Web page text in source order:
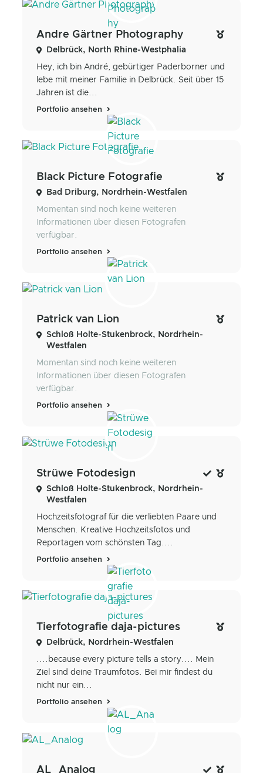
Andre Gärtner Photography
Delbrück, North Rhine-Westphalia
Hey, ich bin André, gebürtiger Paderborner und
lebe mit meiner Familie in Delbrück. Seit über 15
Jahren ist die...
Portfolio ansehen
Black Picture Fotografie
Bad Driburg, Nordrhein-Westfalen
Momentan sind noch keine weiteren
Informationen über diesen Fotografen
verfügbar.
Portfolio ansehen
Patrick van Lion
Schloß Holte-Stukenbrock, Nordrhein-
Westfalen
Momentan sind noch keine weiteren
Informationen über diesen Fotografen
verfügbar.
Portfolio ansehen
Strüwe Fotodesign
Schloß Holte-Stukenbrock, Nordrhein-
Westfalen
Hochzeitsfotograf für die verliebten Paare und
Menschen. Kreative Hochzeitsfotos und
Reportagen vom schönsten Tag....
Portfolio ansehen
Tierfotografie daja-pictures
Delbrück, Nordrhein-Westfalen
....because every picture tells a story.... Mein
Ziel sind deine Traumfotos. Bei mir findest du
nicht nur ein...
Portfolio ansehen
AL_Analog